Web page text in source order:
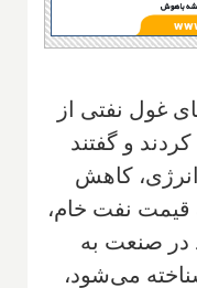
غول نفتی از
و گفتند
کاهش
قیمت نفت خام،
در صنعت به
می‌شود،